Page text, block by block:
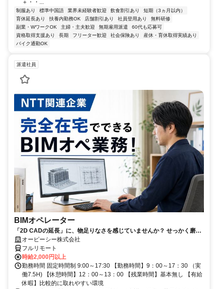
＋・・...
制服あり 標準中国語 業界未経験者歓迎 飲食割引あり
短期（3ヵ月以内）
育休延長あり
扶養内勤務OK 店舗割引あり 社員登用あり
無料研修
副業・WワークOK
主婦・主夫歓迎 無期雇用派遣
60代も応募可
資格取得支援あり
長期 フリーター歓迎 社会保険あり
産休・育休取得実績あり
バイク通勤OK
派遣社員
BIMオペレーター
「2D CADの延長」に、物足りなさを感じていませんか？ せっかく磨い
たそのRevitスキル、NTTグループの安定環境で「主役」として活かしま
しょう！
オーピーシー株式会社
フルリモート
時給2,000円以上
勤務時間 固定時間制 9:00～17:30 【勤務時間】9：00～17：30 （実
働7.5H) 【休憩時間】12：00～13：00 【残業時間】基本無し 【有給
休暇】比較的に取れやすい環境